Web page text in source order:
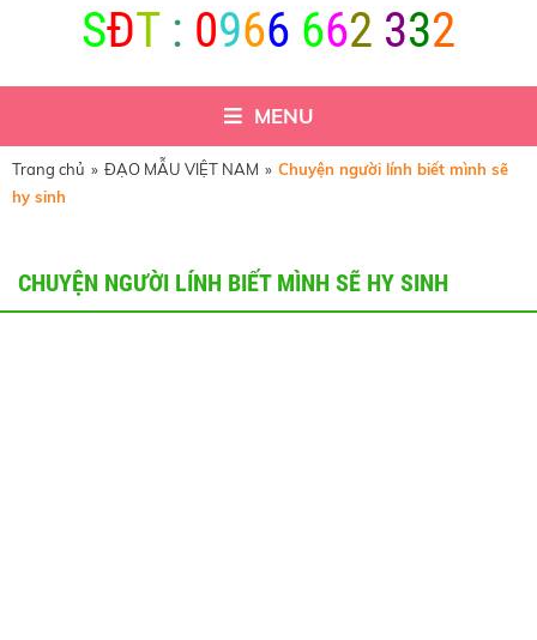
SĐT : 0966 662 332
MENU
Trang chủ » ĐẠO MẪU VIỆT NAM » Chuyện người lính biết mình sẽ
hy sinh
CHUYỆN NGƯỜI LÍNH BIẾT MÌNH SẼ HY SINH